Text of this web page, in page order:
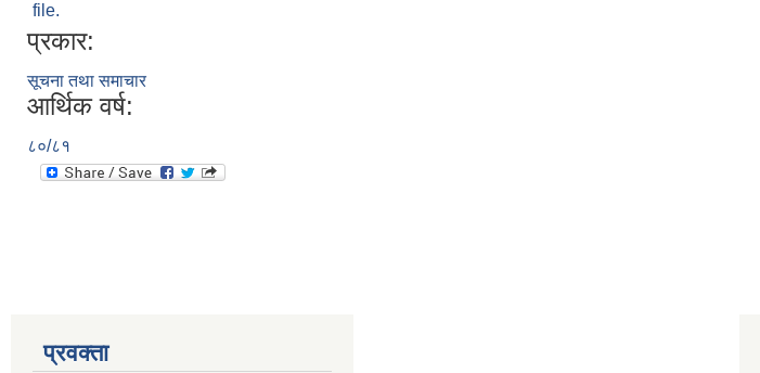
file.
प्रकार:
सूचना तथा समाचार
आर्थिक वर्ष:
८०/८१
प्रवक्ता